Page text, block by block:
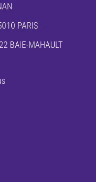
PARIS
BAIE-MAHAULT